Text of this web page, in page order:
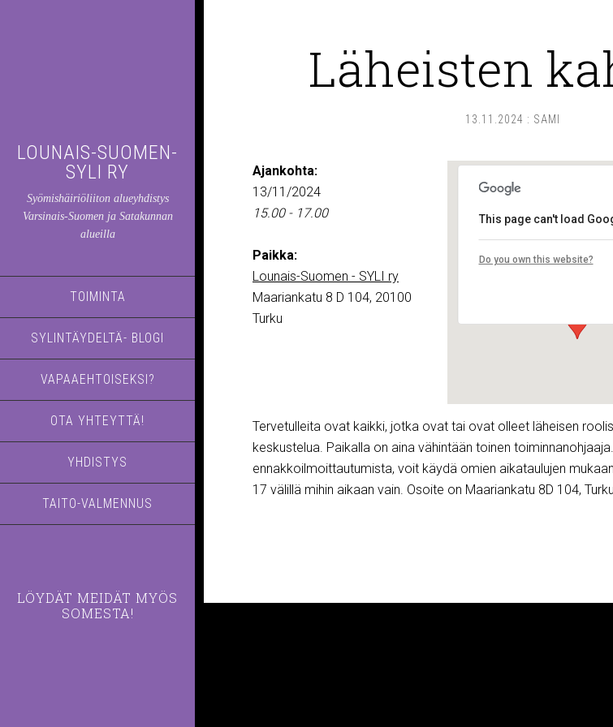
LOUNAIS-SUOMEN-
SYLI RY
Syömishäiriöliiton alueyhdistys
Varsinais-Suomen ja Satakunnan
alueilla
TOIMINTA
SYLINTÄYDELTÄ- BLOGI
VAPAAEHTOISEKSI?
OTA YHTEYTTÄ!
YHDISTYS
TAITO-VALMENNUS
LÖYDÄT MEIDÄT MYÖS
SOMESTA!
Läheisten
13.11.2024 : SAMI
Lounais-Suomen –
Maariankatu 8 D 104 -
This page can't load
Do you own this website?
Ajankohta:
13/11/2024
15.00 - 17.00
Paikka:
Lounais-Suomen - SYLI ry
Maariankatu 8 D 104, 20100
Turku
Tervetulleita ovat kaikki, jotka ovat tai ovat olleet läheisen
keskustelua. Paikalla on aina vähintään toinen
ennakkoilmoittautumista, voit käydä omien aikataulujen
17 välillä mihin aikaan vain. Osoite on Maariankatu 8D 104,